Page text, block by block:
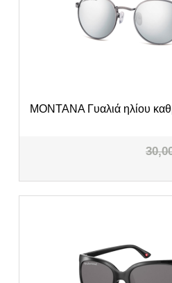
MONTANA Γυαλιά ηλίου